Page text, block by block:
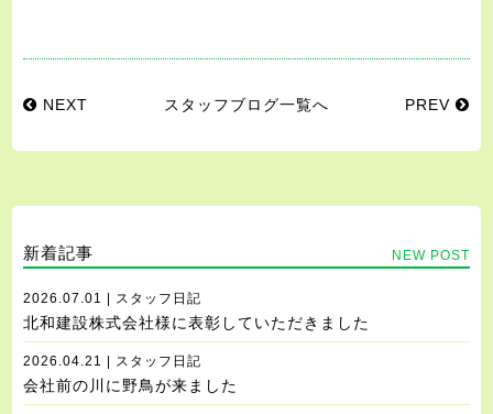
NEXT スタッフブログ一覧へ PREV
新着記事 NEW POST
2026.07.01 | スタッフ日記
北和建設株式会社様に表彰していただきました
2026.04.21 | スタッフ日記
会社前の川に野鳥が来ました